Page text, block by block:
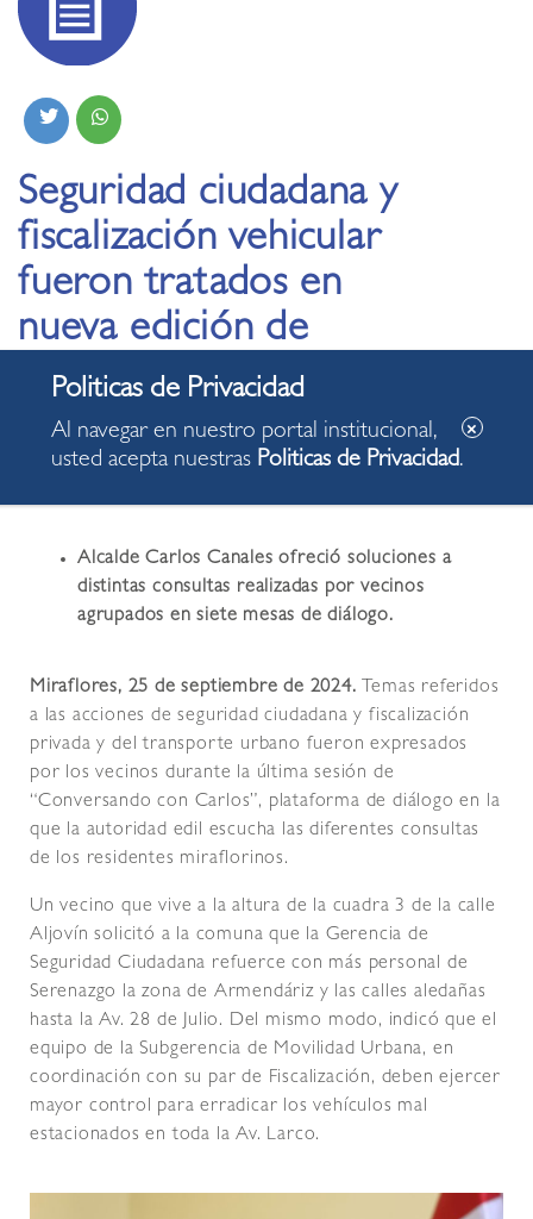
Seguridad ciudadana y
fiscalización vehicular
fueron tratados en
nueva edición de
“Conversando con
Carlos”
Alcalde Carlos Canales ofreció soluciones a
distintas consultas realizadas por vecinos
agrupados en siete mesas de diálogo.
Miraflores, 25 de septiembre de 2024. Temas referidos
a las acciones de seguridad ciudadana y fiscalización
privada y del transporte urbano fueron expresados
por los vecinos durante la última sesión de
“Conversando con Carlos”, plataforma de diálogo en la
que la autoridad edil escucha las diferentes consultas
de los residentes miraflorinos.
Un vecino que vive a la altura de la cuadra 3 de la calle
Aljovín solicitó a la comuna que la Gerencia de
Seguridad Ciudadana refuerce con más personal de
Serenazgo la zona de Armendáriz y las calles aledañas
hasta la Av. 28 de Julio. Del mismo modo, indicó que el
equipo de la Subgerencia de Movilidad Urbana, en
coordinación con su par de Fiscalización, deben ejercer
mayor control para erradicar los vehículos mal
estacionados en toda la Av. Larco.
Al navegar en nuestro portal institucional,
usted acepta nuestras Politicas de Privacidad.